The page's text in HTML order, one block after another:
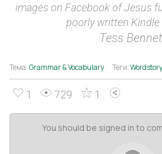
images on Facebook of Jesus
poorly written Kindle
Tess
Тема:Grammar & Vocabulary Теги:Wordstory
1 729 1
You should be signed in to